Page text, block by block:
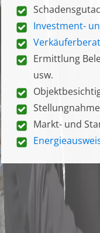
Investment-
Ermittlung
usw.
Markt- und